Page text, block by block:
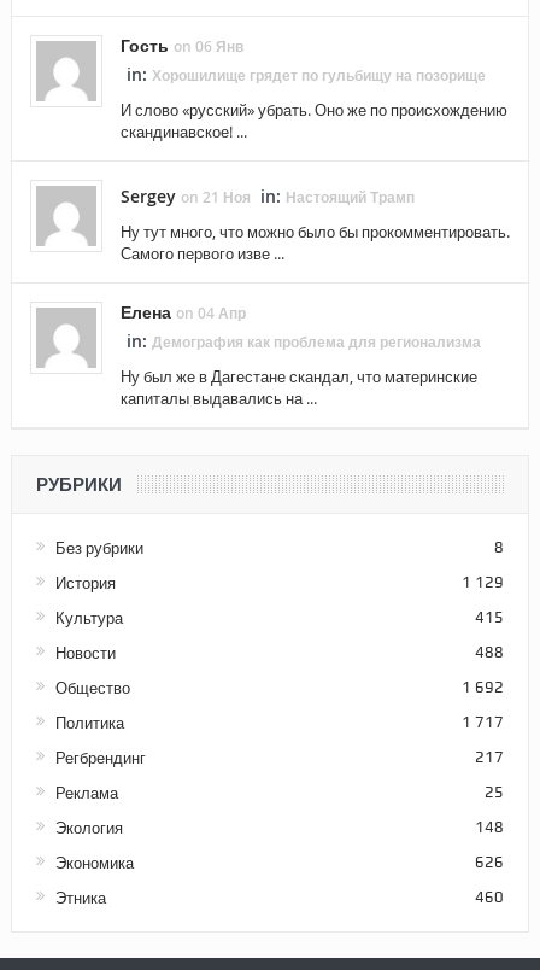
Гость on 06 Янв
in: Хорошилище грядет по гульбищу на позорище
И слово «русский» убрать. Оно же по происхождению
скандинавское! ...
Sergey on 21 Ноя in: Настоящий Трамп
Ну тут много, что можно было бы прокомментировать.
Самого первого изве ...
Елена on 04 Апр
in: Демография как проблема для регионализма
Ну был же в Дагестане скандал, что материнские
капиталы выдавались на ...
РУБРИКИ
Без рубрики 8
История 1 129
Культура 415
Новости 488
Общество 1 692
Политика 1 717
Регбрендинг 217
Реклама 25
Экология 148
Экономика 626
Этника 460